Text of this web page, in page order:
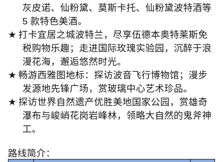
灰皮诺、仙粉黛、莫斯卡托、仙粉黛波特酒等
5款特色美酒。
★ 打卡宜居之城波特兰，尽享伍德本奥特莱斯免
税购物乐趣；走进国际玫瑰实验园，沉醉于浪
漫花海，邂逅悠然时光。
★ 畅游西雅图地标：探访波音飞行博物馆；漫步
发源地先锋广场，赏玻璃中心艺术珍品。
★ 探访世界自然遗产优胜美地国家公园，赏雄奇
瀑布与峻峭花岗岩峰林，领略大自然的鬼斧神
工。
路线简介：